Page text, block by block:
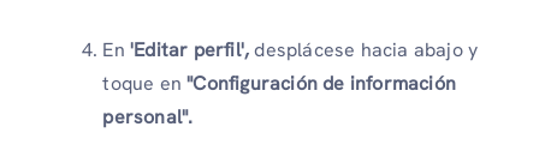
En 'Editar perfil',desplácese hacia abajo y
toque en "Configuración de información
personal".